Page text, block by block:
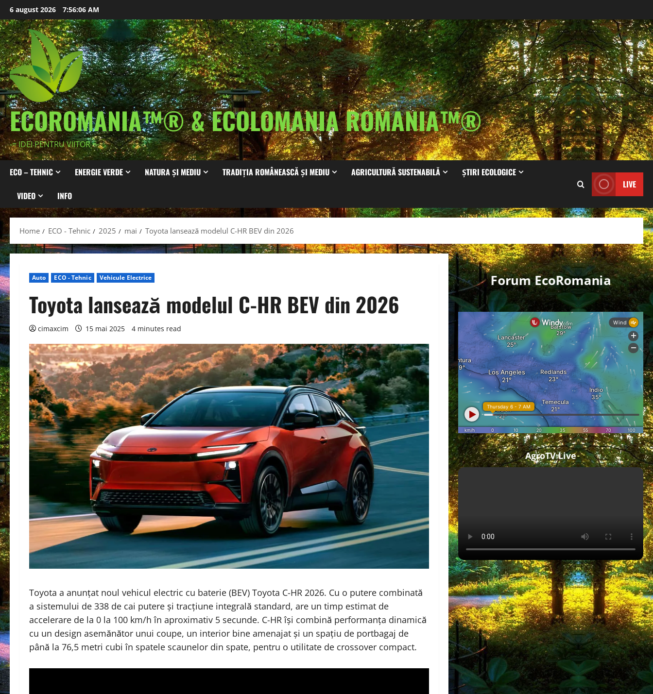
Skip
to
content
6 august 2026 7:56:09 AM
ECOROMANIA™® & ECOLOMANIA ROMANIA™®
-= IDEI PENTRU VIITOR =-
ECO – TEHNIC ENERGIE VERDE NATURA ȘI MEDIU TRADIȚIA ROMÂNEASCĂ ȘI MEDIU AGRICULTURĂ SUSTENABILĂ ȘTIRI ECOLOGICE
VIDEO INFO
LIVE
Home ECO - Tehnic 2025 mai Toyota lansează modelul C-HR BEV din 2026
Auto ECO - Tehnic Vehicule Electrice
Toyota lansează modelul C-HR BEV din 2026
cimaxcim 15 mai 2025 4 minutes read
Toyota a anunțat noul vehicul electric cu baterie (BEV) Toyota C-HR 2026. Cu o putere combinată
a sistemului de 338 de cai putere și tracțiune integrală standard, are un timp estimat de
accelerare de la 0 la 100 km/h în aproximativ 5 secunde. C-HR își combină performanța dinamică
cu un design asemănător unui coupe, un interior bine amenajat și un spațiu de portbagaj de
până la 76,5 metri cubi în spatele scaunelor din spate, pentru o utilitate de crossover compact.
Forum EcoRomania
AgroTV Live